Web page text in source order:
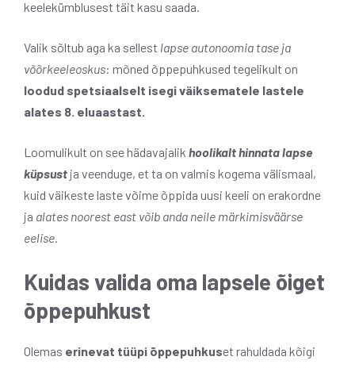
keelekümblusest täit kasu saada.
Valik sõltub aga ka sellest lapse autonoomia tase ja
võõrkeeleoskus: mõned õppepuhkused tegelikult on
loodud spetsiaalselt isegi väiksematele lastele
alates 8. eluaastast.
Loomulikult on see hädavajalik hoolikalt hinnata lapse
küpsust ja veenduge, et ta on valmis kogema välismaal,
kuid väikeste laste võime õppida uusi keeli on erakordne
ja alates noorest east võib anda neile märkimisväärse
eelise
Kuidas valida oma lapsele õiget
õppepuhkust
Olemas erinevat tüüpi õppepuhkuset rahuldada kõigi